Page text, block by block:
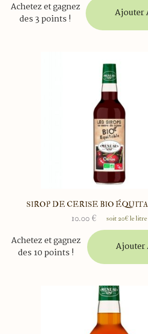
Achetez et gagnez
des 3 points !
Ajouter
SIROP DE CERISE BIO
10.00 € soit 20€ le litre
Achetez et gagnez
des 10 points !
Ajouter